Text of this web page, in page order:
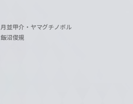
並甲介・ヤマグチノボル
沼俊規